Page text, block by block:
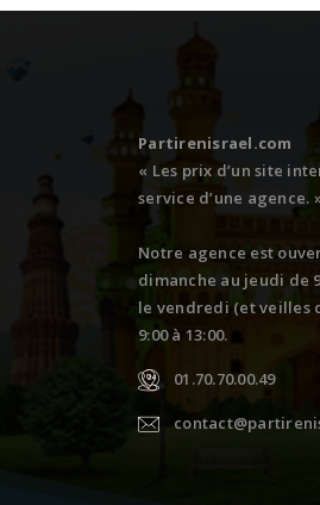
Partirenisrael.com
« Les prix d’un site
service d’une agence.
Notre agence est
dimanche au jeudi de
le vendredi (et veilles
9:00 à 13:00.
01.70.70.00.49